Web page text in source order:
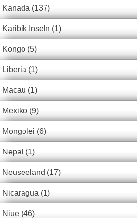
Kanada (137)
Karibik Inseln (1)
Kongo (5)
Liberia (1)
Macau (1)
Mexiko (9)
Mongolei (6)
Nepal (1)
Neuseeland (17)
Nicaragua (1)
Niue (46)